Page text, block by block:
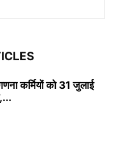
कर्मियों को 31 जुलाई